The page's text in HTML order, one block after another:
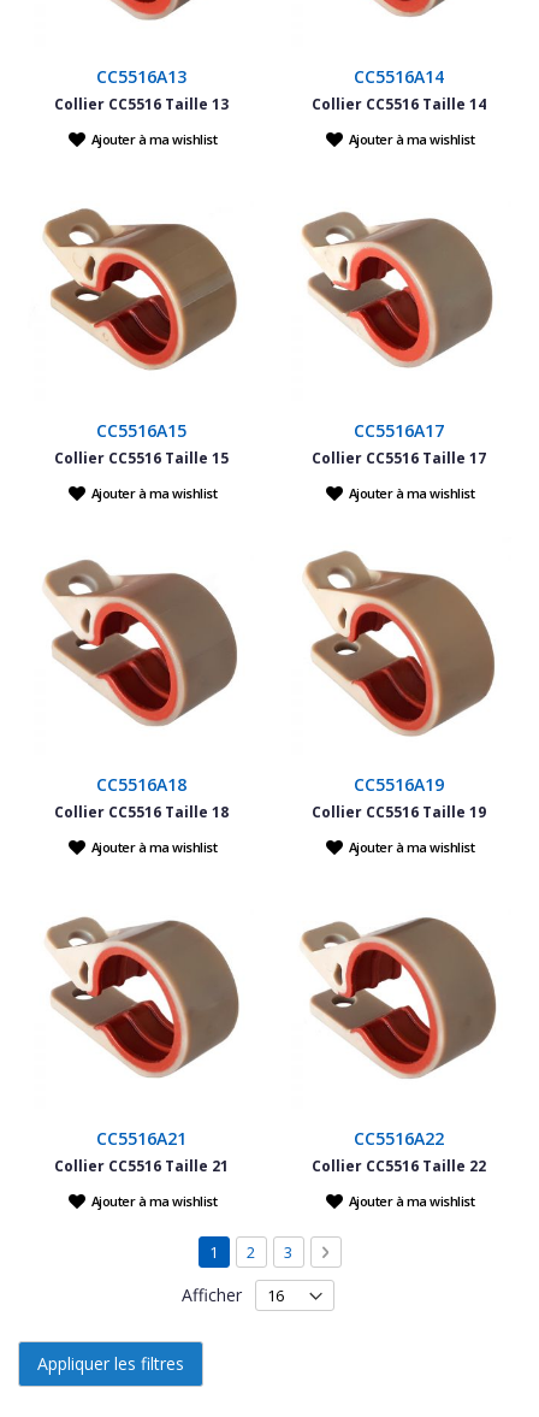
CC5516A13
Collier CC5516 Taille 13
Ajouter à ma wishlist
CC5516A14
Collier CC5516 Taille 14
Ajouter à ma wishlist
CC5516A15
Collier CC5516 Taille 15
Ajouter à ma wishlist
CC5516A17
Collier CC5516 Taille 17
Ajouter à ma wishlist
CC5516A18
Collier CC5516 Taille 18
Ajouter à ma wishlist
CC5516A19
Collier CC5516 Taille 19
Ajouter à ma wishlist
CC5516A21
Collier CC5516 Taille 21
Ajouter à ma wishlist
CC5516A22
Collier CC5516 Taille 22
Ajouter à ma wishlist
Page
Vous lisez actuellement la page
1 Page
2 Page
3 Page
Suivant
Afficher
Appliquer les filtres